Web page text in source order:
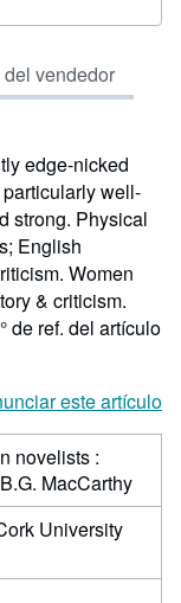
vendedor:
de
5
vendedor
edge-nicked
well-
strong. Physical
English
Women
& criticism.
de ref. del artículo
este artículo
novelists :
MacCarthy
University